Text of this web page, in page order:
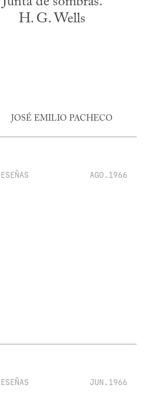
H. G. Wells
JOSÉ EMILIO PACHECO
AGO.1966
JUN.1966